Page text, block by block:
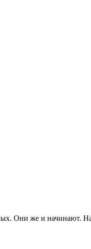
Они же и начинают.